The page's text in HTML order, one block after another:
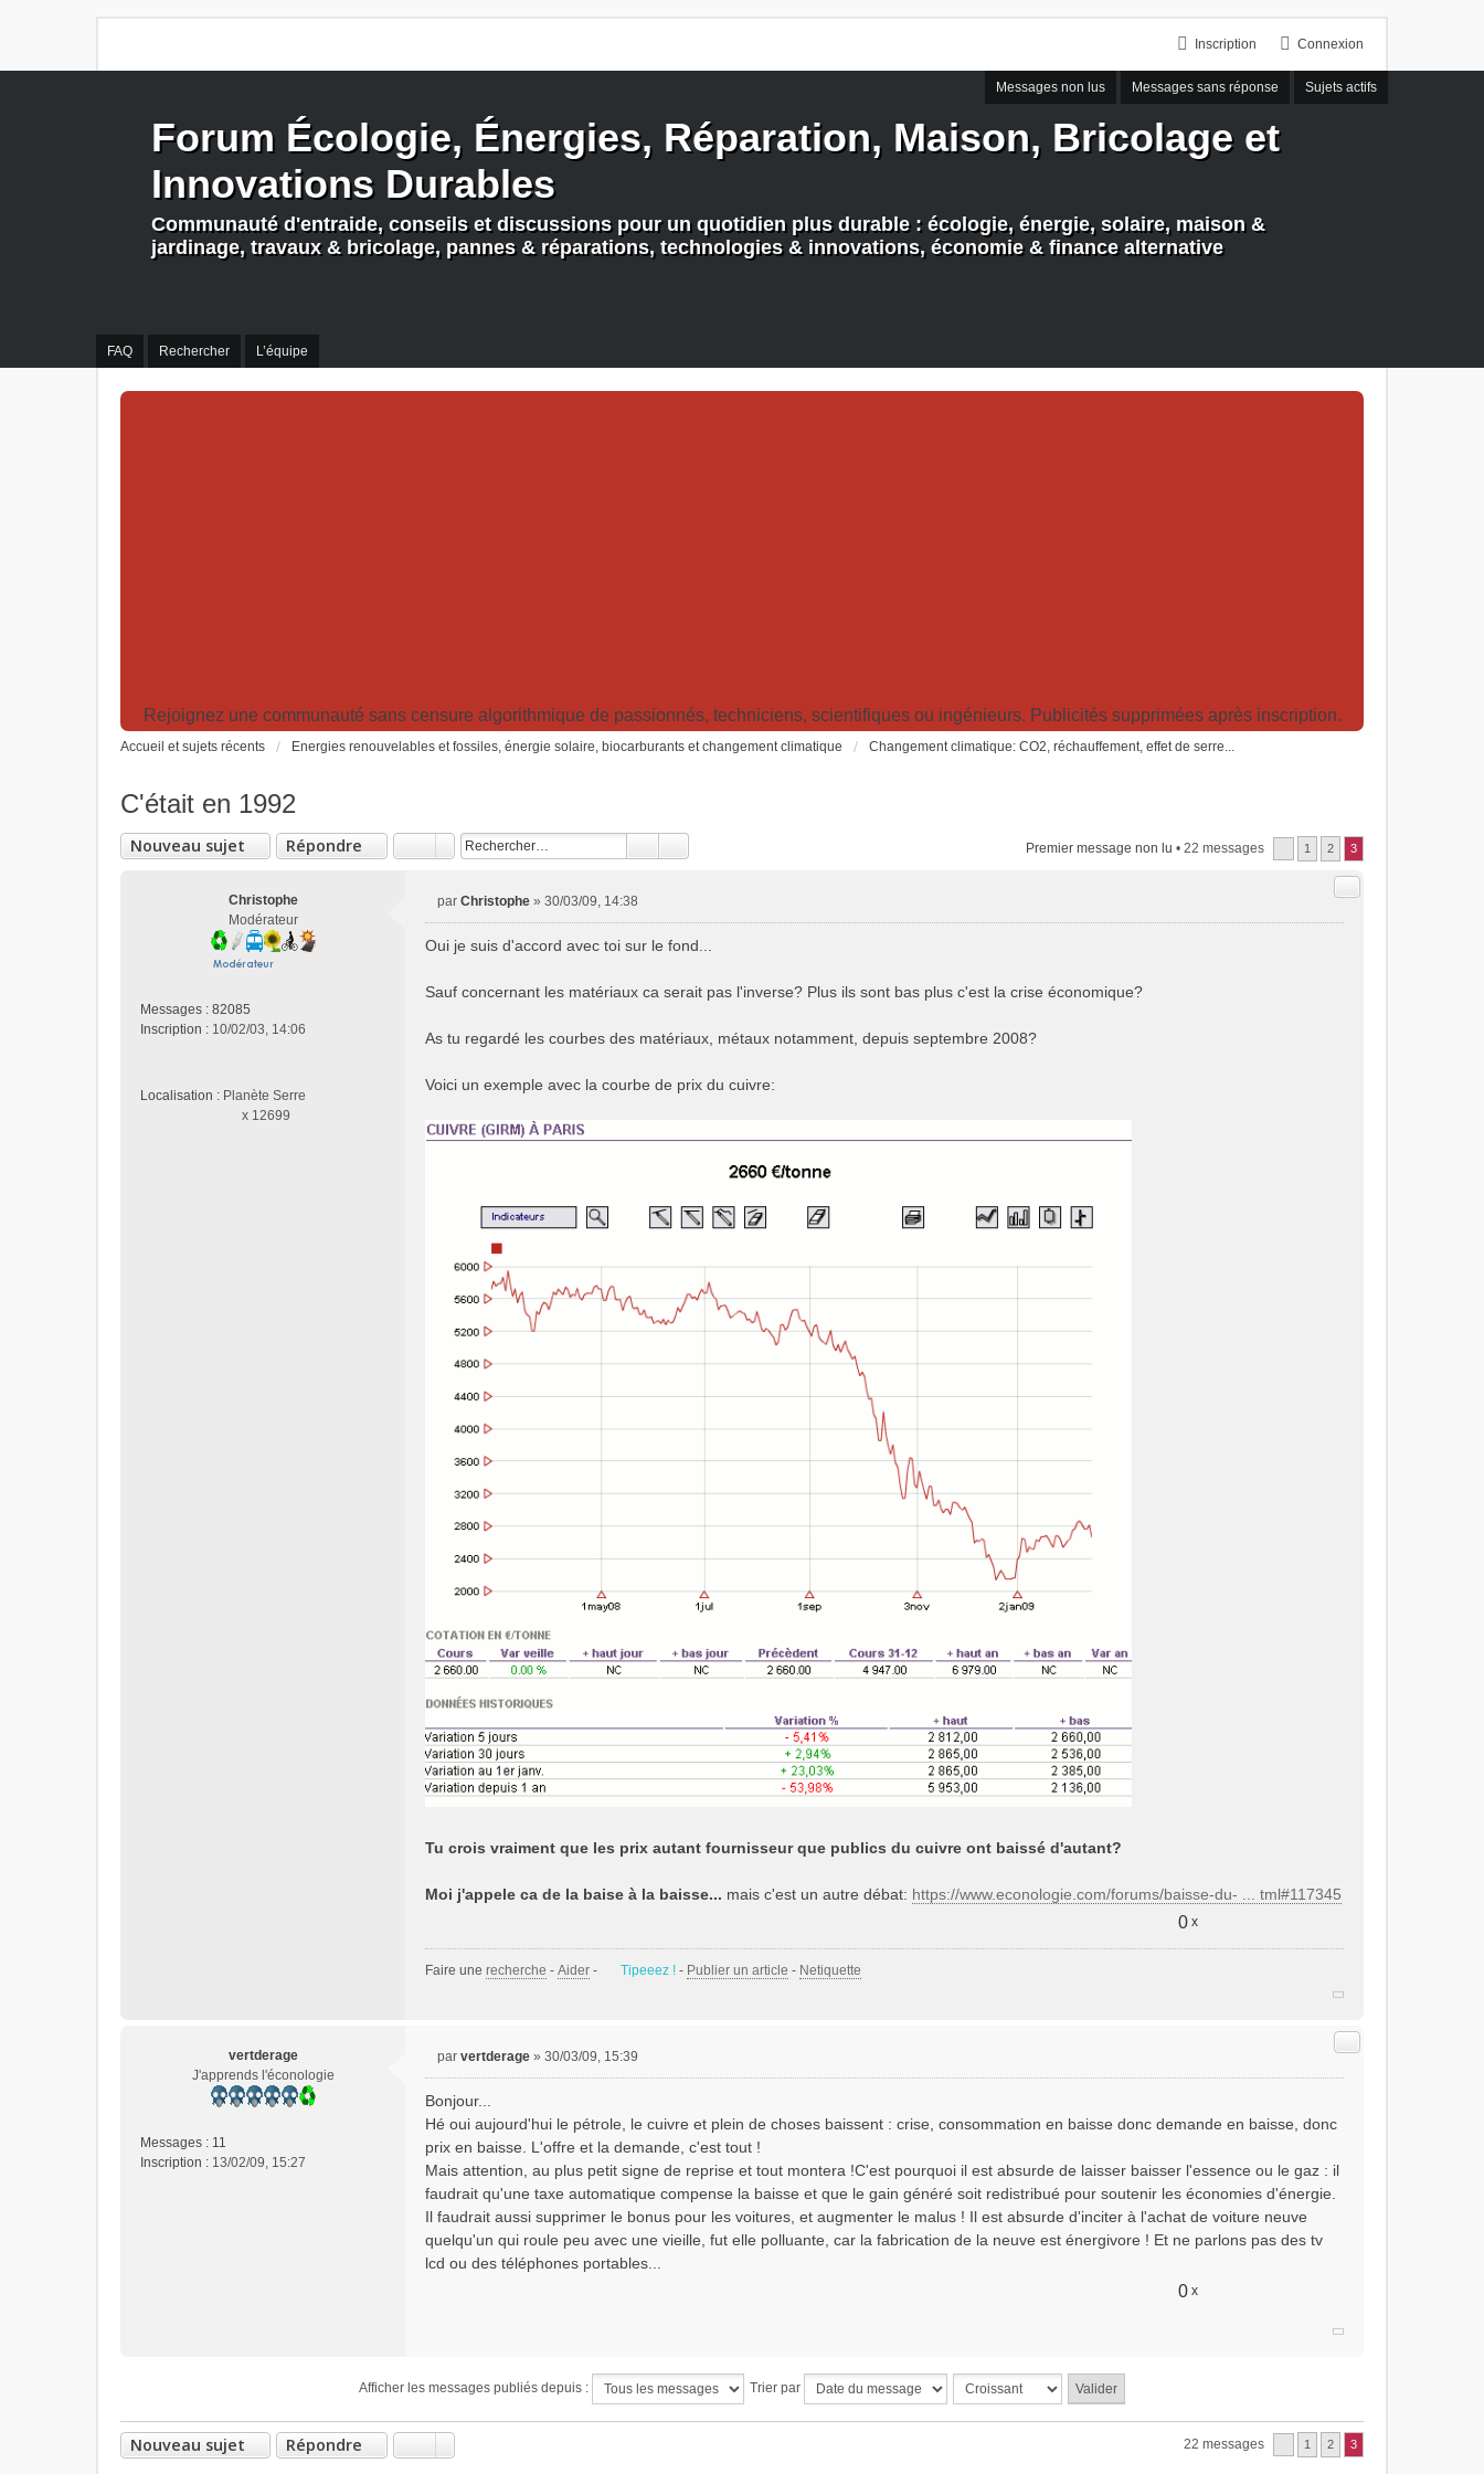
Connexion
Inscription
Messages non lus Messages sans réponse Sujets actifs
FAQ Rechercher L’équipe
Forum Écologie, Énergies, Réparation, Maison, Bricolage et
Innovations Durables
Communauté d'entraide, conseils et discussions pour un quotidien plus durable : écologie, énergie, solaire, maison &
jardinage, travaux & bricolage, pannes & réparations, technologies & innovations, économie & finance alternative
Rejoignez une communauté sans censure algorithmique de passionnés, techniciens, scientifiques ou ingénieurs. Publicités supprimées après inscription.
Accueil et sujets récents Energies renouvelables et fossiles, énergie solaire, biocarburants et changement climatique Changement climatique: CO2, réchauffement, effet de serre...
C'était en 1992
Nouveau sujet Répondre Premier message non lu • 22 messages 1 2 3
Christophe
Modérateur
Messages : 82085
Inscription : 10/02/03, 14:06
Localisation : Planète Serre
x 12699
Citer
s
a
e
n
u
par Christophe » 30/03/09, 14:38
Oui je suis d'accord avec toi sur le fond...
Sauf concernant les matériaux ca serait pas l'inverse? Plus ils sont bas plus c'est la crise économique?
As tu regardé les courbes des matériaux, métaux notamment, depuis septembre 2008?
Voici un exemple avec la courbe de prix du cuivre:
Tu crois vraiment que les prix autant fournisseur que publics du cuivre ont baissé d'autant?
Moi j'appele ca de la baise à la baisse... mais c'est un autre débat: https://www.econologie.com/forums/baisse-du- ... tml#117345
0 x
Faire une recherche - Aider - Tipeeez ! - Publier un article - Netiquette
vertderage
J'apprends l'éconologie
Messages : 11
Inscription : 13/02/09, 15:27
Citer
s
s
a
g
e
n
n
l
par vertderage » 30/03/09, 15:39
Bonjour...
Hé oui aujourd'hui le pétrole, le cuivre et plein de choses baissent : crise, consommation en baisse donc demande en baisse, donc
prix en baisse. L'offre et la demande, c'est tout !
Mais attention, au plus petit signe de reprise et tout montera !C'est pourquoi il est absurde de laisser baisser l'essence ou le gaz : il
faudrait qu'une taxe automatique compense la baisse et que le gain généré soit redistribué pour soutenir les économies d'énergie.
Il faudrait aussi supprimer le bonus pour les voitures, et augmenter le malus ! Il est absurde d'inciter à l'achat de voiture neuve
quelqu'un qui roule peu avec une vieille, fut elle polluante, car la fabrication de la neuve est énergivore ! Et ne parlons pas des tv
lcd ou des téléphones portables...
0 x
Afficher les messages publiés depuis : Trier par
Nouveau sujet Répondre 22 messages 1 2 3